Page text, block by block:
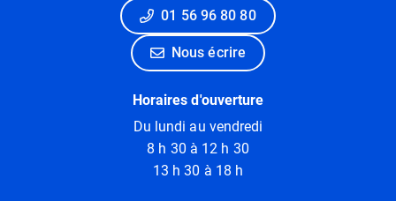
01 56 96 80 80
Nous écrire
Horaires d'ouverture
Du lundi au vendredi
8 h 30 à 12 h 30
13 h 30 à 18 h